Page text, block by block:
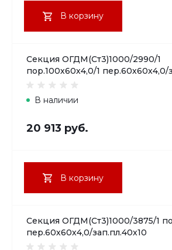
В корзину
Секция ОГДМ(Ст3)1000/2990/1
пор.100х60х4,0/1 пер.60х60х4,0/
В наличии
20 913 руб.
В корзину
Секция ОГДМ(Ст3)1000/3875/1
пер.60х60х4,0/зап.пл.40х10